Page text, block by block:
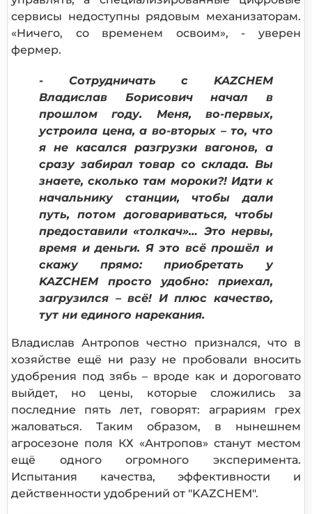
сервисы недоступны рядовым механизаторам.
«Ничего, со временем освоим», - уверен
фермер.
- Сотрудничать с KAZCHEM
Владислав Борисович начал в
прошлом году. Меня, во-первых,
устроила цена, а во-вторых – то, что
я не касался разгрузки вагонов, а
сразу забирал товар со склада. Вы
знаете, сколько там мороки?! Идти к
начальнику станции, чтобы дали
путь, потом договариваться, чтобы
предоставили «толкач»… Это нервы,
время и деньги. Я это всё прошёл и
скажу прямо: приобретать у
KAZCHEMпросто удобно: приехал,
загрузился – всё! И плюс качество,
тут ни единого нарекания.
Владислав Антропов честно признался, что в
хозяйстве ещё ни разу не пробовали вносить
удобрения под зябь – вроде как и дороговато
выйдет, но цены, которые сложились за
последние пять лет, говорят: аграриям грех
жаловаться. Таким образом, в нынешнем
агросезоне поля КХ «Антропов» станут местом
ещё одного огромного эксперимента.
Испытания качества, эффективности и
действенности удобрений от "KAZCHEM".